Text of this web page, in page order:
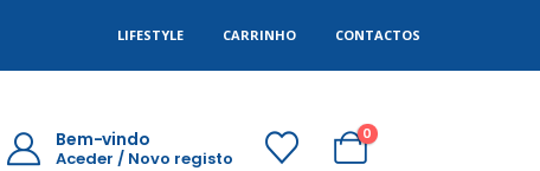
LIFESTYLE CARRINHO CONTACTOS
Bem-vindo
Aceder / Novo registo
0